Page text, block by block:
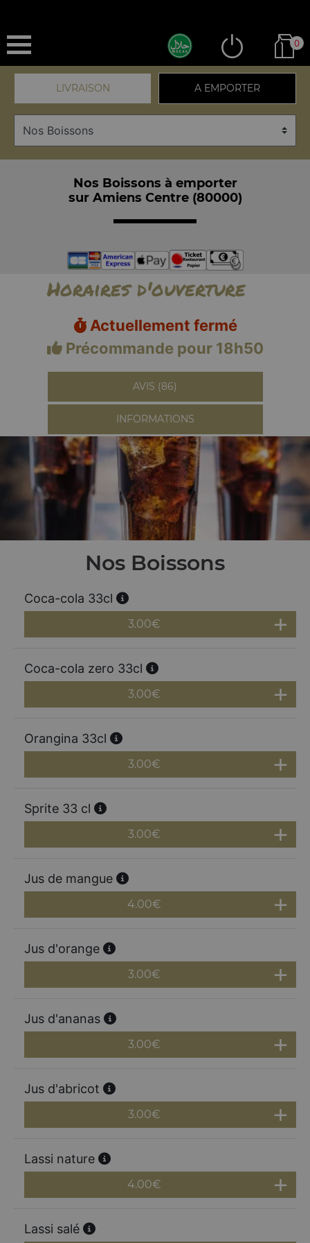
0
LIVRAISON A EMPORTER
Nos Boissons à emporter
sur Amiens Centre (80000)
Horaires d'ouverture
Actuellement fermé
Précommande pour 18h50
AVIS (86)
INFORMATIONS
Nos Boissons
Coca-cola 33cl
3.00€
Coca-cola zero 33cl
3.00€
Orangina 33cl
3.00€
Sprite 33 cl
3.00€
Jus de mangue
4.00€
Jus d'orange
3.00€
Jus d'ananas
3.00€
Jus d'abricot
3.00€
Lassi nature
4.00€
Lassi salé